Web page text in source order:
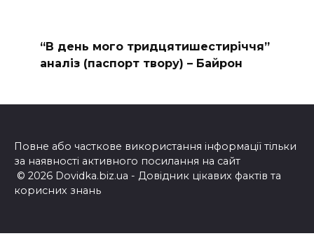
“В день мого тридцятишестиріччя”
аналіз (паспорт твору) – Байрон
Повне або часткове використання інформації тільки
за наявності активного посилання на сайт
© 2026 Dovidka.biz.ua - Довідник цікавих фактів та
корисних знань